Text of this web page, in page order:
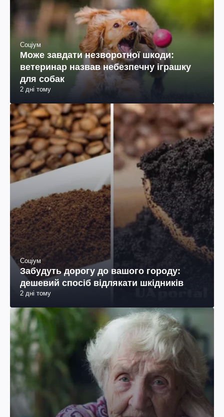
Соціум
Може завдати незворотної шкоди:
ветеринар назвав небезпечну іграшку
для собак
2 дні тому
Соціум
Забудуть дорогу до вашого городу:
дешевий спосіб відлякати шкідників
2 дні тому